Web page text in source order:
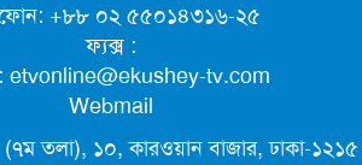
লিগ্যাল এইডের মাধ্যমে সন্তান ফিরে পেল
সেই কিশোরী মা জুঁই
জেট ফুয়েলের দাম কমলো লিটারে ১৯ টাকা
+৮৮ ০২ ৫৫০১৪৩১৬-২৫
ফ্যক্স :
etvonline@ekushey-tv.com
Webmail
(৭ম তলা), ১০, কারওয়ান বাজার, ঢাকা-১২১৫